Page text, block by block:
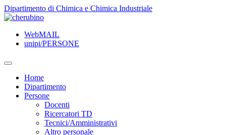
TPL_UNIPI_SKIP_TO_CONTENT
Dipartimento di Chimica e Chimica Industriale
WebMAIL
unipi/PERSONE
Home
Dipartimento
Persone
Docenti
Ricercatori TD
Tecnici/Amministrativi
Altro personale